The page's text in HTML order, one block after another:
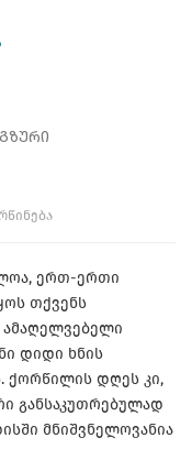
ერთ-ერთი
თქვენს
ამაღელვებელი
დიდი ხნის
ქორწილის დღეს კი,
განსაკუთრებულად
მნიშვნელოვანია